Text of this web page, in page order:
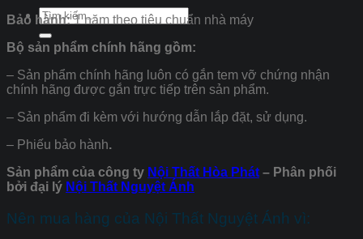
Tìm
kiếm:
Bảo hành:1 năm theo tiêu chuẩn nhà máy
Bộ sản phẩm chính hãng gồm:
– Sản phẩm chính hãng luôn có gắn tem vỡ chứng nhận
chính hãng được gắn trực tiếp trên sản phẩm.
– Sản phẩm đi kèm với hướng dẫn lắp đặt, sử dụng.
– Phiếu bảo hành.
Sản phẩm của công ty Nội Thất Hòa Phát – Phân phối
bởi đại lý Nội Thất Nguyệt Ánh
Nên mua hàng của Nội Thất Nguyệt Ánh vì: